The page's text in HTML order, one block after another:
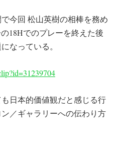
今回 松山英樹の相棒を務め
18Hでのプレーを終えた後
なっている。
日本的価値観だと感じる行
／ギャラリーへの伝わり方